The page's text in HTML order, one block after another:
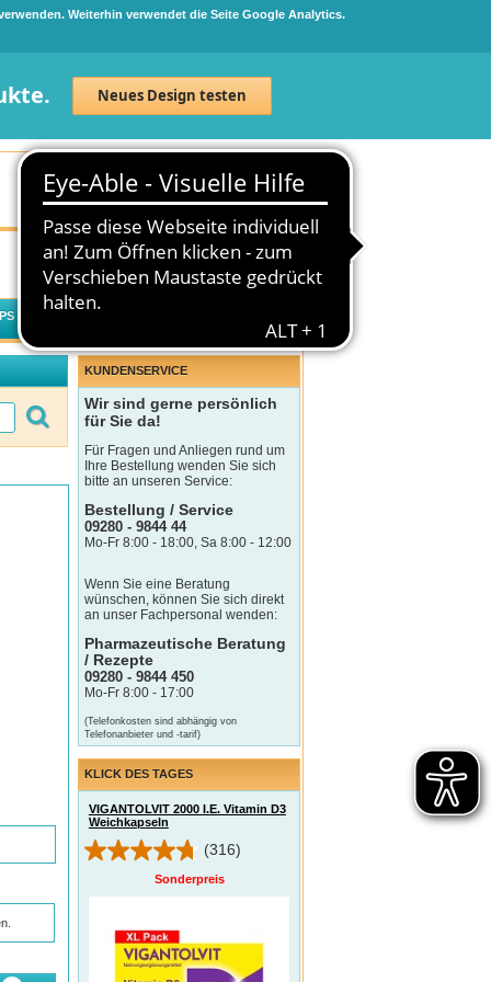
Weiterhin verwendet die Seite Google Analytics.
Neues Design testen
Neuanmeldung Anmelden
0 Artikel 0,00 €
KUNDENSERVICE
Wir sind gerne persönlich
für Sie da!
Für Fragen und Anliegen rund um
Ihre Bestellung wenden Sie sich
bitte an unseren Service:
Bestellung / Service
09280 - 9844 44
Mo-Fr 8:00 - 18:00, Sa 8:00 - 12:00
Wenn Sie eine Beratung
wünschen, können Sie sich direkt
an unser Fachpersonal wenden:
Pharmazeutische Beratung
/ Rezepte
09280 - 9844 450
Mo-Fr 8:00 - 17:00
(Telefonkosten sind abhängig von
Telefonanbieter und -tarif)
KLICK DES TAGES
VIGANTOLVIT 2000 I.E. Vitamin D3
Weichkapseln
(316)
Sonderpreis